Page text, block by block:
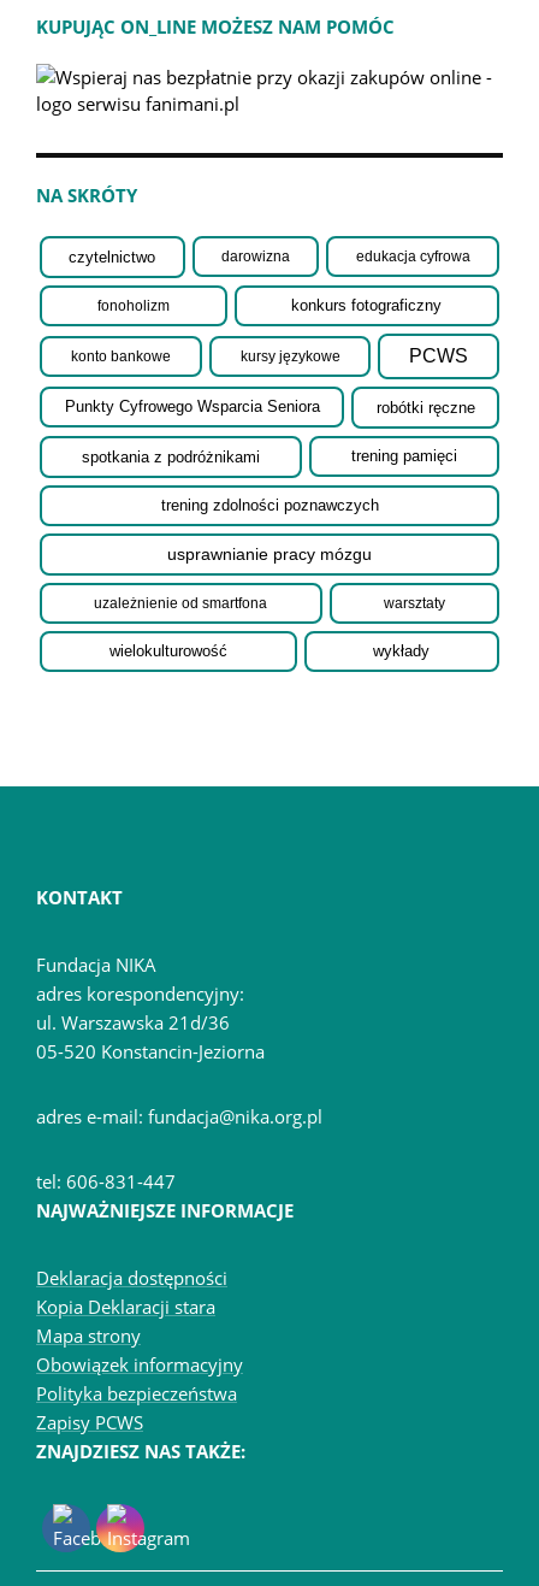
KUPUJĄC ON_LINE MOŻESZ NAM POMÓC
NA SKRÓTY
czytelnictwo darowizna edukacja cyfrowa
fonoholizm konkurs fotograficzny
konto bankowe kursy językowe PCWS
Punkty Cyfrowego Wsparcia Seniora robótki ręczne
spotkania z podróżnikami trening pamięci
trening zdolności poznawczych
usprawnianie pracy mózgu
uzależnienie od smartfona warsztaty
wielokulturowość wykłady
KONTAKT
Fundacja NIKA
adres korespondencyjny:
ul. Warszawska 21d/36
05-520 Konstancin-Jeziorna
adres e-mail: fundacja@nika.org.pl
tel: 606-831-447
NAJWAŻNIEJSZE INFORMACJE
Deklaracja dostępności
Kopia Deklaracji stara
Mapa strony
Obowiązek informacyjny
Polityka bezpieczeństwa
Zapisy PCWS
ZNAJDZIESZ NAS TAKŻE: